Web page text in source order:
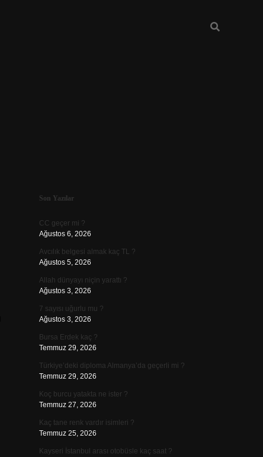
Sidebar
Son Yazılar
CC geçer mi ?
Ağustos 6, 2026
Avcılık belgesi almak kaç TL ?
Ağustos 5, 2026
Allah dünyayı niçin yarattı ?
Ağustos 3, 2026
7 sayısı uğurlu mu ?
Ağustos 3, 2026
Bursa Erdek kaç ?
Temmuz 29, 2026
Türkiye’deki diploma Almanya’da geçerli mi ?
Temmuz 29, 2026
Koç burcu yatakta ne ister ?
Temmuz 27, 2026
Kaç tane renk vardır isimleri ?
Temmuz 25, 2026
Kayseri İstanbul arası otobüsle kaç saat ?